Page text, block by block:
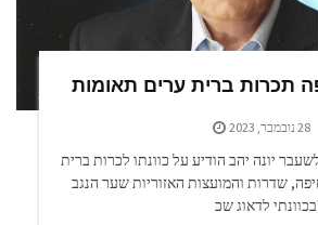
תכרות ברית ערים תאומות
28 נובמבר, 2023
יונה יהב הודיע על כוונתו לכרות ברית
שדרות והמועצות האזוריות שער הנגב
לדאוג שכ